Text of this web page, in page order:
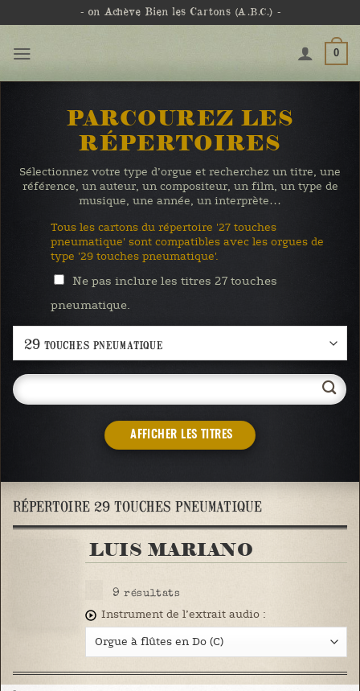
- on Achève Bien les Cartons (A.B.C.) -
0
PARCOUREZ LES
RÉPERTOIRES
Sélectionnez votre type d’orgue et recherchez un titre, une
référence, un auteur, un compositeur, un film, un type de
musique, une année, un interprète…
Tous les cartons du répertoire '27 touches
pneumatique' sont compatibles avec les orgues de
type '29 touches pneumatique'.
Ne pas inclure les titres 27 touches
pneumatique.
AFFICHER LES TITRES
RÉPERTOIRE 29 TOUCHES PNEUMATIQUE
LUIS MARIANO
9 résultats
Instrument de l’extrait audio :